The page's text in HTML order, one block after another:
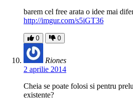
barem cel free arata o idee mai
http://imgur.com/s5iGT36
0 0
Riones
2 aprilie 2014
Cheia se poate folosi si pentru
existente?